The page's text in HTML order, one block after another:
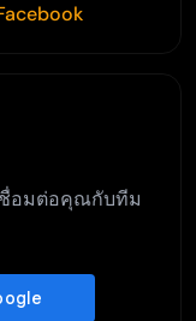
ชื่อมต่อคุณกับทีม